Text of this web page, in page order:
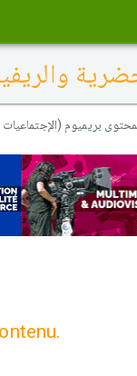
بريميوم